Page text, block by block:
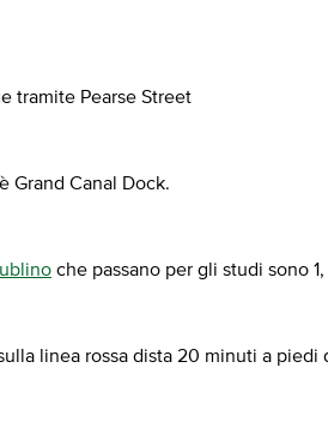
tramite Pearse Street
Grand Canal Dock.
che passano per gli studi sono 1,
linea rossa dista 20 minuti a piedi